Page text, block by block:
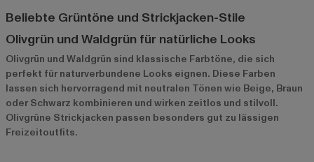
Beliebte Grüntöne und Strickjacken-Stile
Olivgrün und Waldgrün für natürliche Looks
Olivgrün und Waldgrün sind klassische Farbtöne, die sich
perfekt für naturverbundene Looks eignen. Diese Farben
lassen sich hervorragend mit neutralen Tönen wie Beige, Braun
oder Schwarz kombinieren und wirken zeitlos und stilvoll.
Olivgrüne Strickjacken passen besonders gut zu lässigen
Freizeitoutfits.